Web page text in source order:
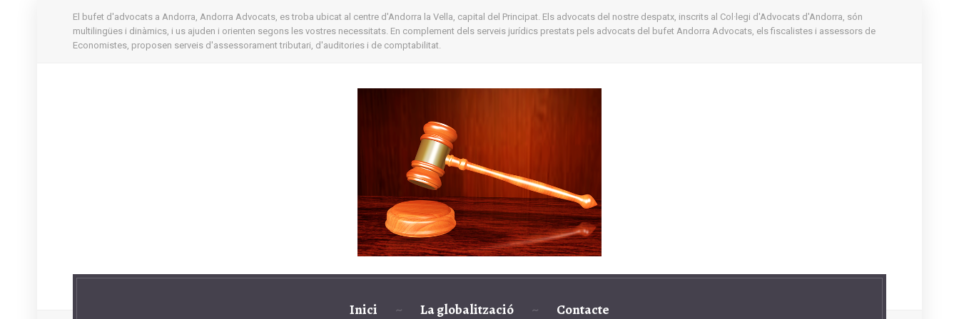
El bufet d'advocats a Andorra, Andorra Advocats, es troba ubicat al centre d'Andorra la Vella, capital del Principat. Els advocats del nostre despatx, inscrits al Col·legi d'Advocats d'Andorra, són
multilingües i dinàmics, i us ajuden i orienten segons les vostres necessitats. En complement dels serveis jurídics prestats pels advocats del bufet Andorra Advocats, els fiscalistes i assessors de
Economistes, proposen serveis d'assessorament tributari, d'auditories i de comptabilitat.
Inici La globalització Contacte